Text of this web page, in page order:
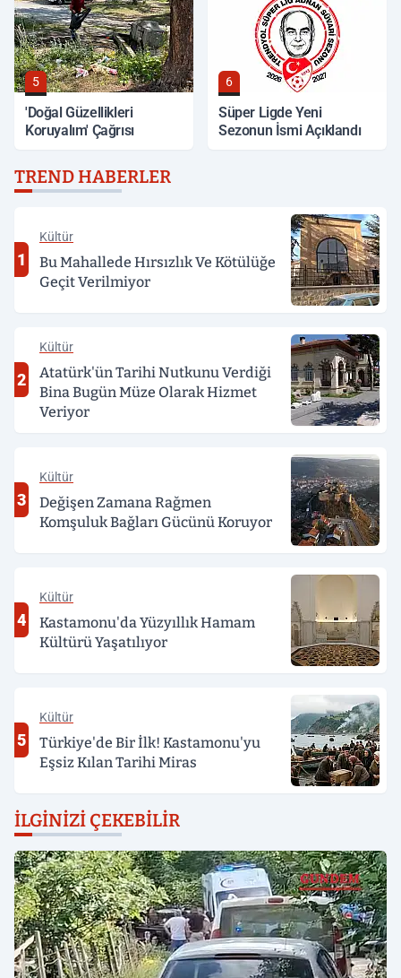
5
'Doğal Güzellikleri
Koruyalım' Çağrısı
6
Süper Ligde Yeni
Sezonun İsmi Açıklandı
TREND HABERLER
1
Kültür
Bu Mahallede Hırsızlık Ve Kötülüğe
Geçit Verilmiyor
2
Kültür
Atatürk'ün Tarihi Nutkunu Verdiği
Bina Bugün Müze Olarak Hizmet
Veriyor
3
Kültür
Değişen Zamana Rağmen
Komşuluk Bağları Gücünü Koruyor
4
Kültür
Kastamonu'da Yüzyıllık Hamam
Kültürü Yaşatılıyor
5
Kültür
Türkiye'de Bir İlk! Kastamonu'yu
Eşsiz Kılan Tarihi Miras
İLGINIZI ÇEKEBILIR